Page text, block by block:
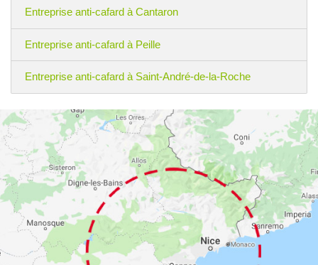
Entreprise anti-cafard à Cantaron
Entreprise anti-cafard à Peille
Entreprise anti-cafard à Saint-André-de-la-Roche